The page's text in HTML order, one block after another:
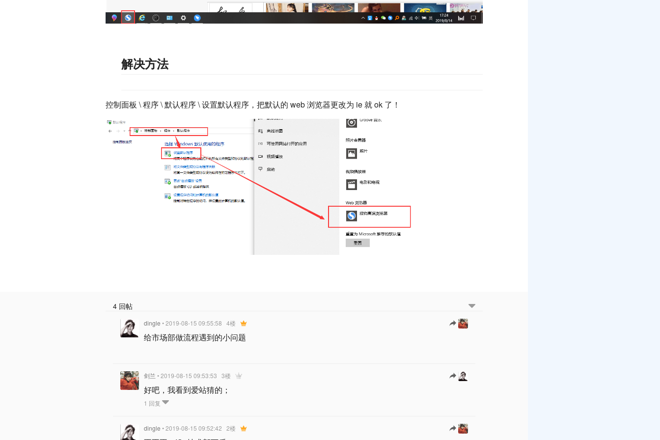
解决方法
控制面板 \ 程序 \ 默认程序 \ 设置默认程序，把默认的 web 浏览器更改为 ie 就 ok 了！
4 回帖
dingle • 2019-08-15 09:55:58 4楼
给市场部做流程遇到的小问题
剑兰 • 2019-08-15 09:53:53 3楼
好吧，我看到爱站猜的；
1 回复
dingle • 2019-08-15 09:52:42 2楼